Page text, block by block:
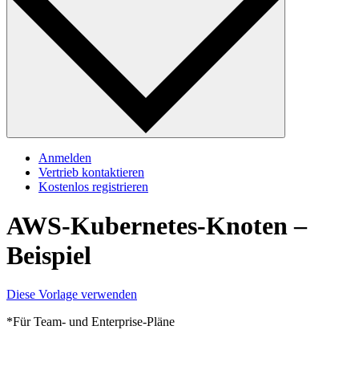
Anmelden
Vertrieb kontaktieren
Kostenlos registrieren
AWS-Kubernetes-Knoten –
Beispiel
Diese Vorlage verwenden
*Für Team- und Enterprise-Pläne